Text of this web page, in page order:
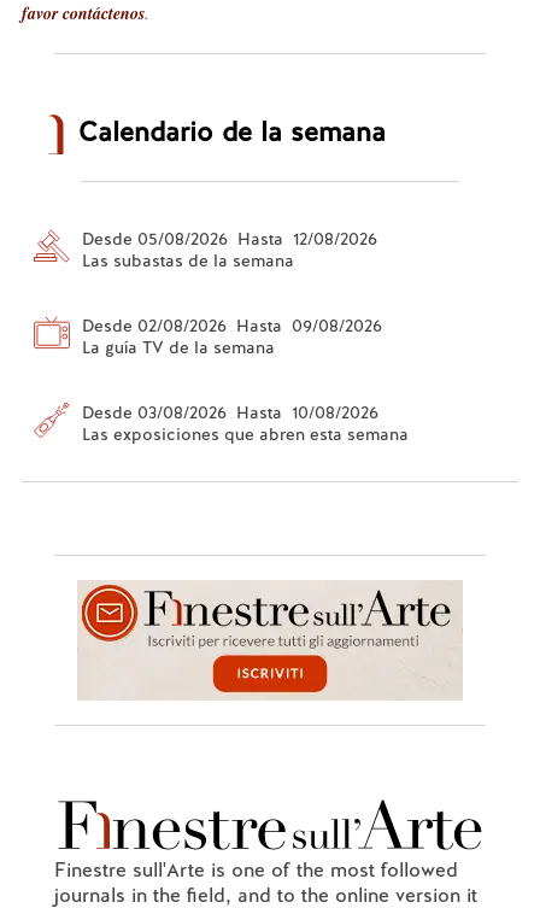
favor contáctenos.
Calendario de la semana
Desde 05/08/2026 Hasta 12/08/2026
Las subastas de la semana
Desde 02/08/2026 Hasta 09/08/2026
La guía TV de la semana
Desde 03/08/2026 Hasta 10/08/2026
Las exposiciones que abren esta semana
Finestre sull'Arte is one of the most followed
journals in the field, and to the online version it